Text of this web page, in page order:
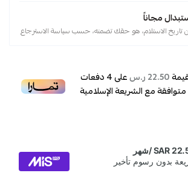
مجاناً
22.50 ر.س على4دفعات
مع الشريعة الإسلامية